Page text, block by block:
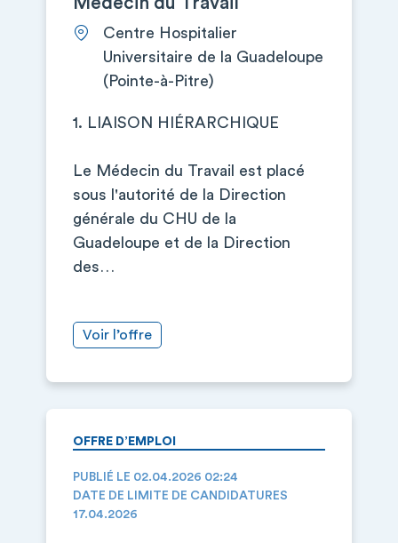
Centre Hospitalier
Universitaire de la Guadeloupe
(Pointe-à-Pitre)
1. LIAISON HIÉRARCHIQUE
Le Médecin du Travail est placé
sous l'autorité de la Direction
générale du CHU de la
Guadeloupe et de la Direction
des…
Voir l’offre
OFFRE D’EMPLOI
PUBLIÉ LE 02.04.2026 02:24
DATE DE LIMITE DE CANDIDATURES
17.04.2026